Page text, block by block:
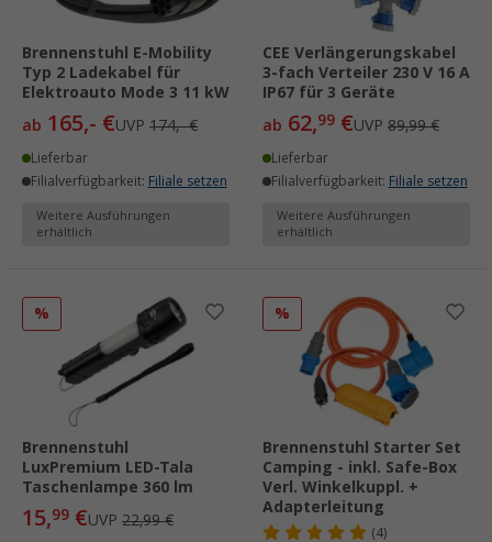
Brennenstuhl E-Mobility
Typ 2 Ladekabel für
Elektroauto Mode 3 11 kW
ab 165,- €UVP 174,- €
Lieferbar
Filialverfügbarkeit: Filiale setzen
Weitere Ausführungen
erhältlich
CEE Verlängerungskabel
3-fach Verteiler 230 V 16 A
IP67 für 3 Geräte
ab 62,99 €UVP 89,99 €
Lieferbar
Filialverfügbarkeit: Filiale setzen
Weitere Ausführungen
erhältlich
%
Brennenstuhl
LuxPremium LED-Tala
Taschenlampe 360 lm
15,99 €UVP 22,99 €
%
Brennenstuhl Starter Set
Camping - inkl. Safe-Box
Verl. Winkelkuppl. +
Adapterleitung
(4)